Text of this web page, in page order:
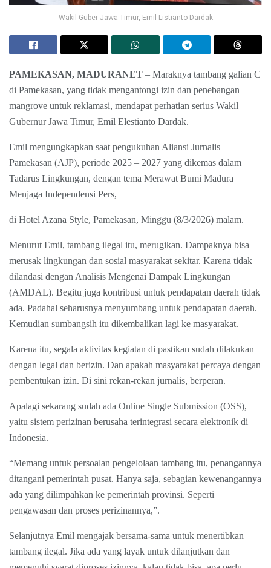
Wakil Guber Jawa Timur, Emil Listianto Dardak
PAMEKASAN, MADURANET – Maraknya tambang galian C
di Pamekasan, yang tidak mengantongi izin dan penebangan
mangrove untuk reklamasi, mendapat perhatian serius Wakil
Gubernur Jawa Timur, Emil Elestianto Dardak.
Emil mengungkapkan saat pengukuhan Aliansi Jurnalis
Pamekasan (AJP), periode 2025 – 2027 yang dikemas dalam
Tadarus Lingkungan, dengan tema Merawat Bumi Madura
Menjaga Independensi Pers,
di Hotel Azana Style, Pamekasan, Minggu (8/3/2026) malam.
Menurut Emil, tambang ilegal itu, merugikan. Dampaknya bisa
merusak lingkungan dan sosial masyarakat sekitar. Karena tidak
dilandasi dengan Analisis Mengenai Dampak Lingkungan
(AMDAL). Begitu juga kontribusi untuk pendapatan daerah tidak
ada. Padahal seharusnya menyumbang untuk pendapatan daerah.
Kemudian sumbangsih itu dikembalikan lagi ke masyarakat.
Karena itu, segala aktivitas kegiatan di pastikan sudah dilakukan
dengan legal dan berizin. Dan apakah masyarakat percaya dengan
pembentukan izin. Di sini rekan-rekan jurnalis, berperan.
Apalagi sekarang sudah ada Online Single Submission (OSS),
yaitu sistem perizinan berusaha terintegrasi secara elektronik di
Indonesia.
“Memang untuk persoalan pengelolaan tambang itu, penangannya
ditangani pemerintah pusat. Hanya saja, sebagian kewenangannya
ada yang dilimpahkan ke pemerintah provinsi. Seperti
pengawasan dan proses perizinannya,”.
Selanjutnya Emil mengajak bersama-sama untuk menertibkan
tambang ilegal. Jika ada yang layak untuk dilanjutkan dan